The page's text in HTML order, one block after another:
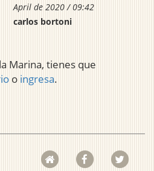
April de 2020 / 09:42
carlos bortoni
Marina, tienes que
o ingresa.